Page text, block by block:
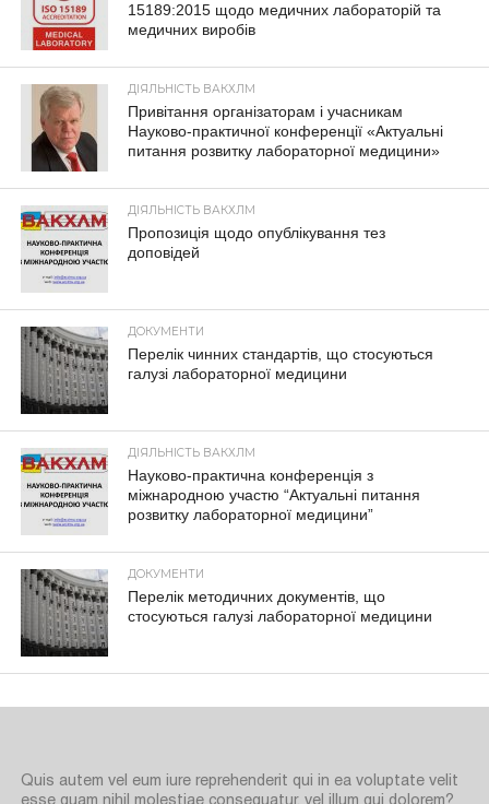
15189:2015 щодо медичних лабораторій та
медичних виробів
ДІЯЛЬНІСТЬ ВАКХЛМ
Привітання організаторам і учасникам
Науково-практичної конференції «Актуальні
питання розвитку лабораторної медицини»
ДІЯЛЬНІСТЬ ВАКХЛМ
Пропозиція щодо опублікування тез
доповідей
ДОКУМЕНТИ
Перелік чинних стандартів, що стосуються
галузі лабораторної медицини
ДІЯЛЬНІСТЬ ВАКХЛМ
Науково-практична конференція з
міжнародною участю “Актуальні питання
розвитку лабораторної медицини”
ДОКУМЕНТИ
Перелік методичних документів, що
стосуються галузі лабораторної медицини
Quis autem vel eum iure reprehenderit qui in ea voluptate velit